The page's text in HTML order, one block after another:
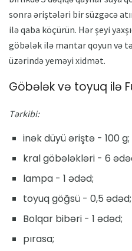
sonra əriştələri bir süzgəcə
ilə qaba köçürün. Hər şeyi
göbələk ilə mantar qoyun və
üzərində yeməyi xidmət.
Göbələk və toyuq ilə
Tərkibi:
inək düyü əriştə - 100 g;
kral göbələkləri - 6
lampa - 1 ədəd;
toyuq göğsü - 0,5 ədəd;
Bolqar bibəri - 1 ədəd;
pırasa;